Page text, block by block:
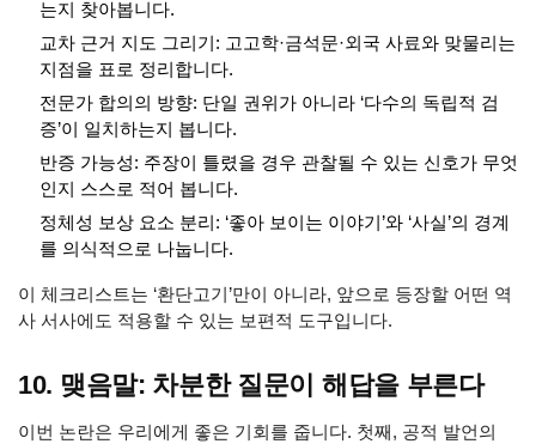
는지 찾아봅니다.
교차 근거 지도 그리기: 고고학·금석문·외국 사료와 맞물리는
지점을 표로 정리합니다.
전문가 합의의 방향: 단일 권위가 아니라 ‘다수의 독립적 검
증’이 일치하는지 봅니다.
반증 가능성: 주장이 틀렸을 경우 관찰될 수 있는 신호가 무엇
인지 스스로 적어 봅니다.
정체성 보상 요소 분리: ‘좋아 보이는 이야기’와 ‘사실’의 경계
를 의식적으로 나눕니다.
이 체크리스트는 ‘환단고기’만이 아니라, 앞으로 등장할 어떤 역
사 서사에도 적용할 수 있는 보편적 도구입니다.
10. 맺음말: 차분한 질문이 해답을 부른다
이번 논란은 우리에게 좋은 기회를 줍니다. 첫째, 공적 발언의